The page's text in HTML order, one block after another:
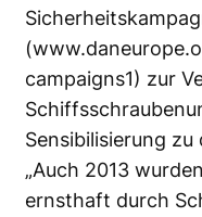
(
campaigns1) zur
Sensibilisierung
„Auch 2013
ernsthaft durch